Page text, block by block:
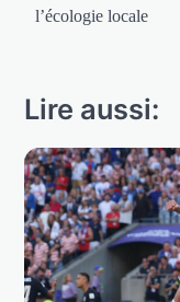
l’écologie locale
Lire aussi: